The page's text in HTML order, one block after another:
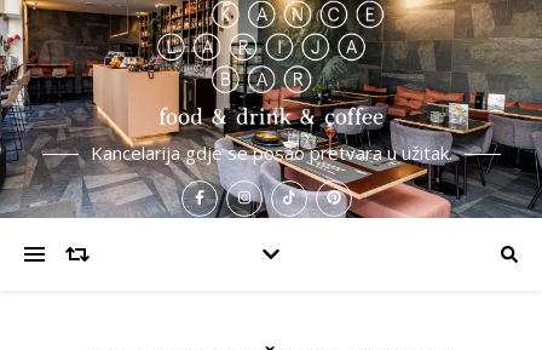
Kancelarija gdje se posao pretvara u užitak.